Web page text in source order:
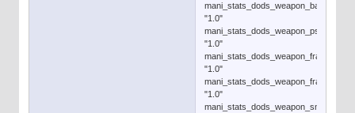
mani_stats_dods_weapon_bazooka
"1.0"
mani_stats_dods_weapon_pschreck
"1.0"
mani_stats_dods_weapon_frag_us
"1.0"
mani_stats_dods_weapon_frag_ger
"1.0"
mani_stats_dods_weapon_smoke_us